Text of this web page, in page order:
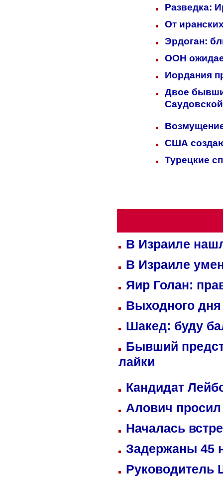
Разведка:
От
Эрдоган:
ООН
Иордания
Двое
США
Турецкие
В Израиле
В Израиле
Яир Голан:
Выходного
Шакед: буду
Бывший
лайки
Кандидат
Алович просил
Началась
Задержаны 45
Руководитель